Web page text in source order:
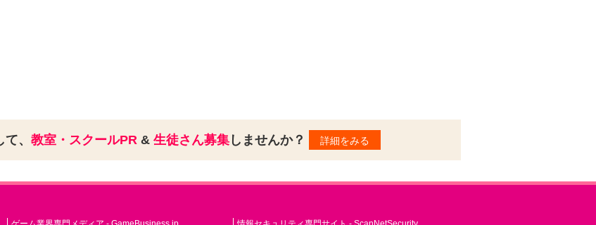
、 教室・スクールPR& 生徒さん募集しませんか？ 詳細をみる